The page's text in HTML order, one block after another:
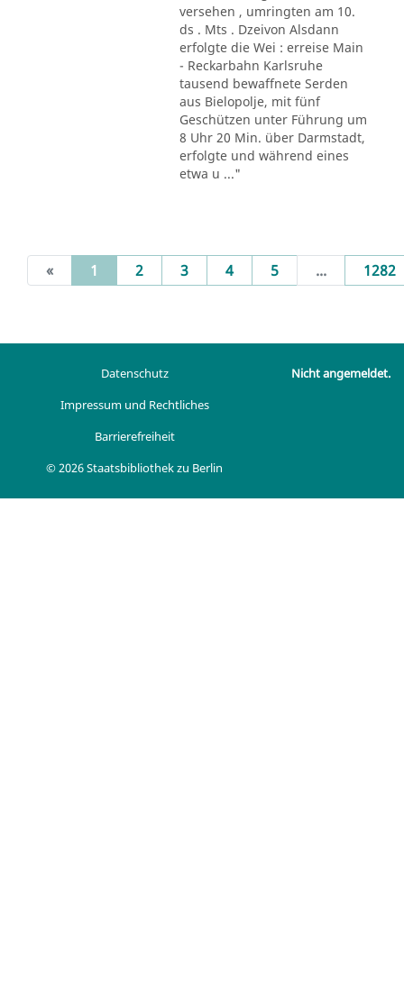
versehen , umringten am 10.
ds . Mts . Dzeivon Alsdann
erfolgte die Wei : erreise Main
- Reckarbahn Karlsruhe
tausend bewaffnete Serden
aus Bielopolje, mit fünf
Geschützen unter Führung um
8 Uhr 20 Min. über Darmstadt,
erfolgte und während eines
etwa u ..."
« 1 (current)
2 3 4 5 ... 1282
Datenschutz
Impressum und Rechtliches
Barrierefreiheit
© 2026 Staatsbibliothek zu Berlin
Nicht angemeldet.